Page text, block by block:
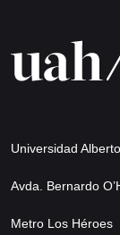
Universidad
Avda. Bernardo
Metro Los Héroes